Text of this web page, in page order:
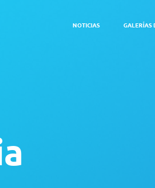
NOTICIAS GALERÍAS